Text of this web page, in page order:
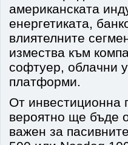
американската
енергетиката,
влиятелните
измества към
софтуер, облачни
платформи.
От инвестиционна
вероятно ще бъде
важен за